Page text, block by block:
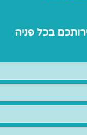
בכל פניה